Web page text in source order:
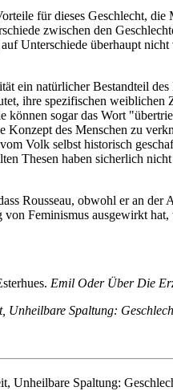
für dieses Geschlecht,
zwischen den
Unterschiede überhaupt
ein natürlicher Bestandteil
ihre spezifischen weiblichen
können sogar das Wort
Konzept des Menschen zu
Volk selbst historisch
Thesen haben sicherlich
Rousseau, obwohl er an
Feminismus ausgewirkt
Emil Oder Über Die
Unheilbare Spaltung:
Unheilbare Spaltung: